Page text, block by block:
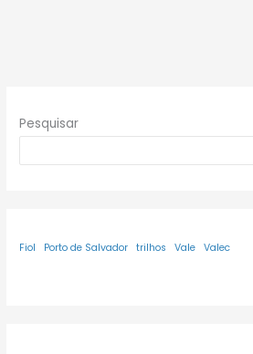
Pesquisar
Fiol Porto de Salvador trilhos Vale Valec